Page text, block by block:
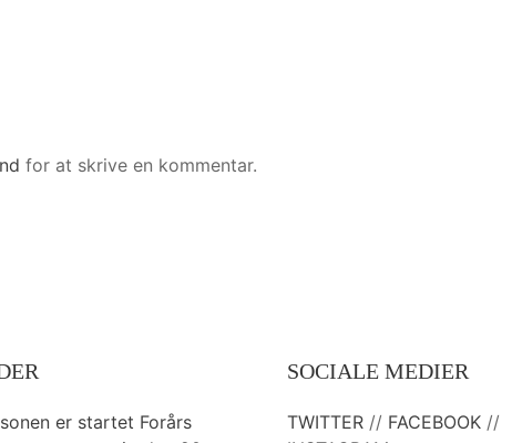
for at skrive en kommentar.
er startet Forårs
SOCIALE MEDIER
TWITTER // FACEBOOK //